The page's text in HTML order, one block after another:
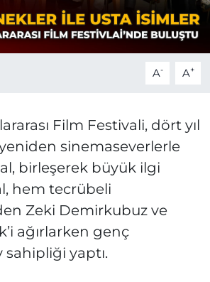
A- A+
Film Festivali, dört yıl
sinemaseverlerle
birleşerek büyük ilgi
hem tecrübeli
Zeki Demirkubuz ve
ağırlarken genç
sahipliği yaptı.